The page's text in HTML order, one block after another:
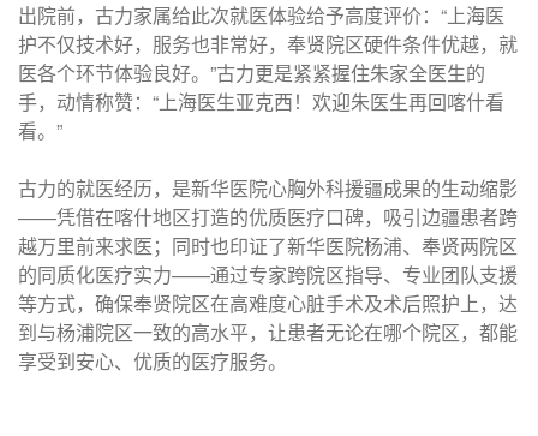
出院前，古力家属给此次就医体验给予高度评价：“上海医
护不仅技术好，服务也非常好，奉贤院区硬件条件优越，就
医各个环节体验良好。”古力更是紧紧握住朱家全医生的
手，动情称赞：“上海医生亚克西！欢迎朱医生再回喀什看
看。”
古力的就医经历，是新华医院心胸外科援疆成果的生动缩影
——凭借在喀什地区打造的优质医疗口碑，吸引边疆患者跨
越万里前来求医；同时也印证了新华医院杨浦、奉贤两院区
的同质化医疗实力——通过专家跨院区指导、专业团队支援
等方式，确保奉贤院区在高难度心脏手术及术后照护上，达
到与杨浦院区一致的高水平，让患者无论在哪个院区，都能
享受到安心、优质的医疗服务。